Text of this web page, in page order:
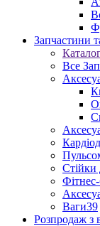
Запчастини
Все
Стійки
Ваги39
Розпродаж з